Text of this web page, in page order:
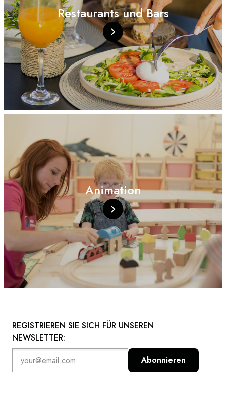
Restaurants und Bars
Animation
REGISTRIEREN SIE SICH FÜR UNSEREN
NEWSLETTER:
Abonnieren